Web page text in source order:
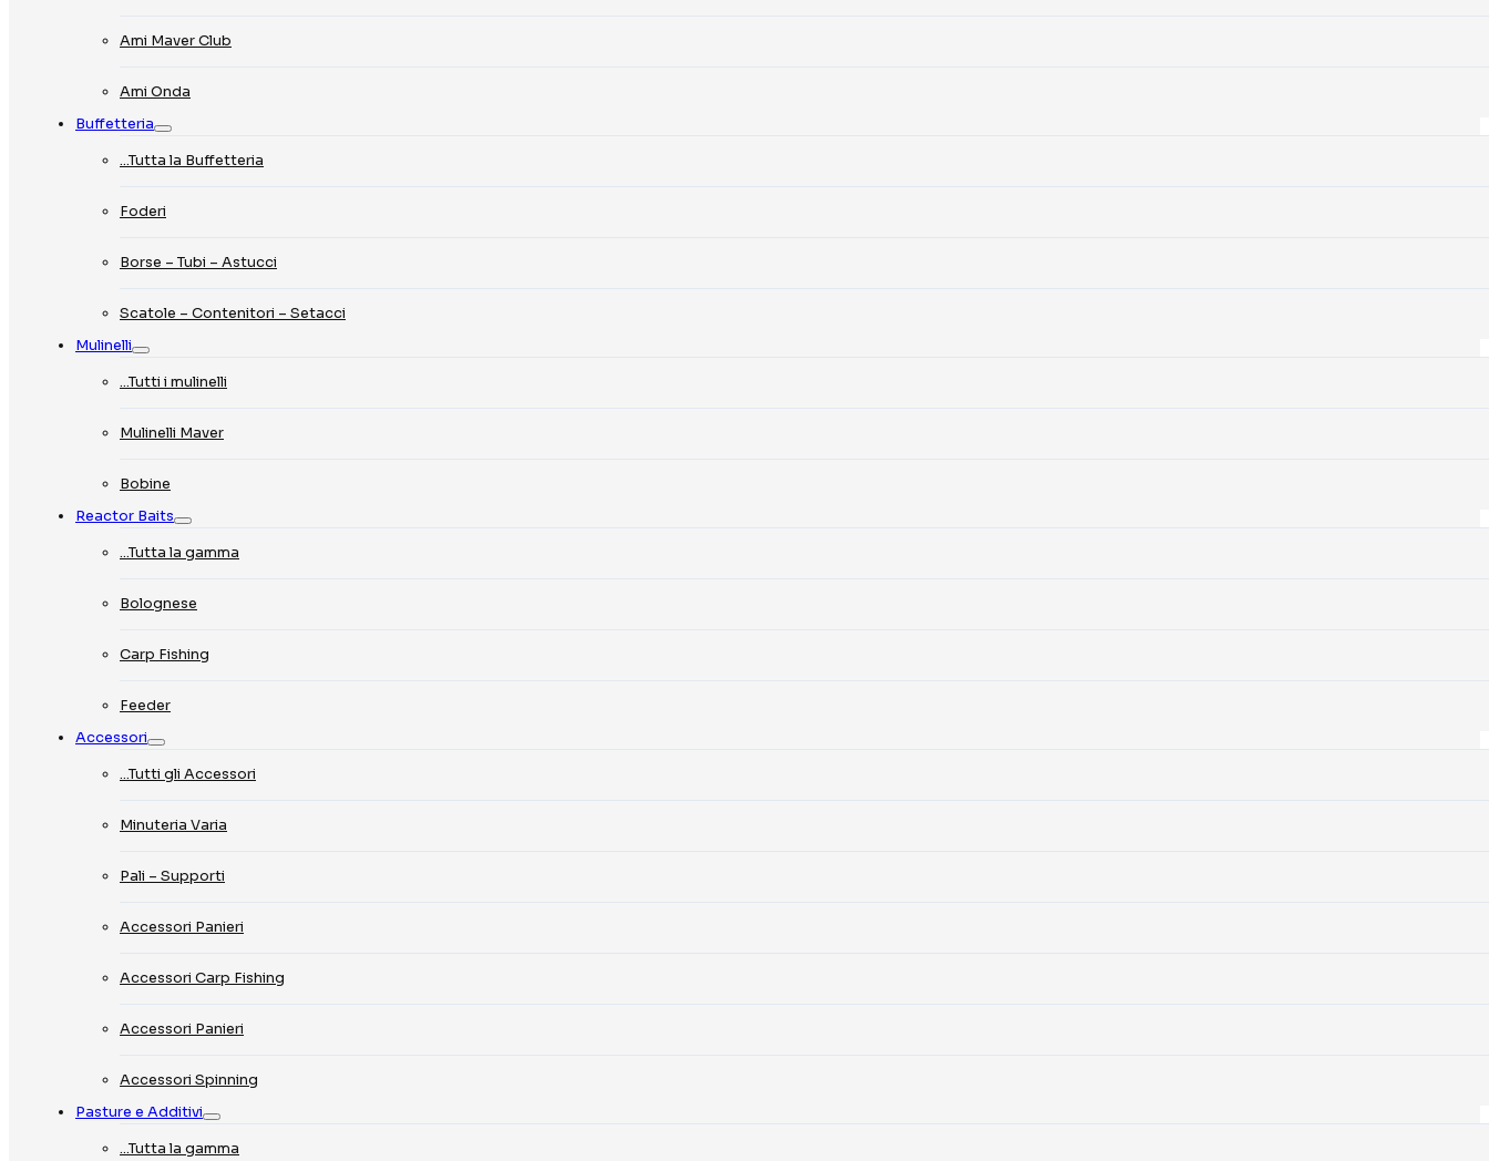
Ami Maver Club
Ami Onda
Buffetteria
…Tutta la Buffetteria
Foderi
Borse – Tubi – Astucci
Scatole – Contenitori – Setacci
Mulinelli
…Tutti i mulinelli
Mulinelli Maver
Bobine
Reactor Baits
…Tutta la gamma
Bolognese
Carp Fishing
Feeder
Accessori
…Tutti gli Accessori
Minuteria Varia
Pali – Supporti
Accessori Panieri
Accessori Carp Fishing
Accessori Panieri
Accessori Spinning
Pasture e Additivi
…Tutta la gamma